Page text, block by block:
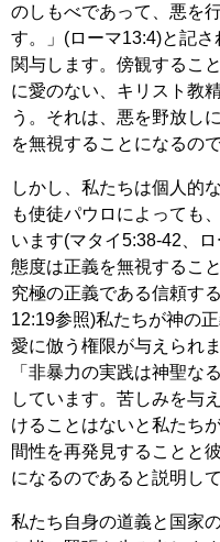
のしもべであって、悪を
す。」(ローマ13:4)と記
関与します。傍観するこ
に愛のない、キリスト教
う。それは、悪を野放し
を無視することになるので
しかし、私たちは個人的
も使徒パウロによっても
います(マタイ5:38-42、
態度は正義を無視するこ
究極の正義である信頼す
12:19参照)私たちが神の
愛に倣う権限が与えられ
「非暴力の実践は神聖な
しています。苦しみを与
けることはないと私たち
間性を再発見することと
になるのであると説明し
私たち自身の道義と国家